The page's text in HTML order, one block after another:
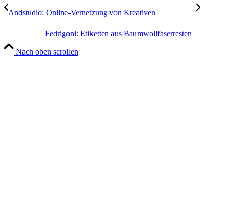
Andstudio: Online-Vernetzung von Kreativen
Fedrigoni: Etiketten aus Baumwollfaserresten
Nach oben scrollen